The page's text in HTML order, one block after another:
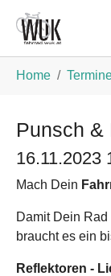
Home
Punsch &
16.11.2023
Mach Dein
Damit Dein
braucht es ein
Reflektoren -